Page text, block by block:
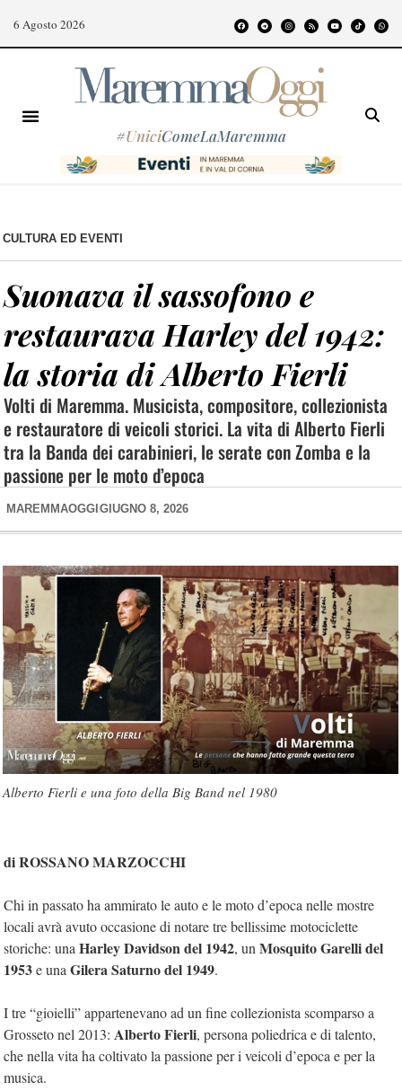
6 Agosto 2026
#UniciComeLaMaremma
CULTURA ED EVENTI
Suonava il sassofono e
restaurava Harley del 1942:
la storia di Alberto Fierli
Volti di Maremma. Musicista, compositore, collezionista
e restauratore di veicoli storici. La vita di Alberto Fierli
tra la Banda dei carabinieri, le serate con Zomba e la
passione per le moto d’epoca
MAREMMAOGGI GIUGNO 8, 2026
Alberto Fierli e una foto della Big Band nel 1980
di ROSSANO MARZOCCHI
Chi in passato ha ammirato le auto e le moto d’epoca nelle mostre
locali avrà avuto occasione di notare tre bellissime motociclette
storiche: una Harley Davidson del 1942, un Mosquito Garelli del
1953e una Gilera Saturno del 1949.
I tre “gioielli” appartenevano ad un fine collezionista scomparso a
Grosseto nel 2013: Alberto Fierli, persona poliedrica e di talento,
che nella vita ha coltivato la passione per i veicoli d’epoca e per la
musica.